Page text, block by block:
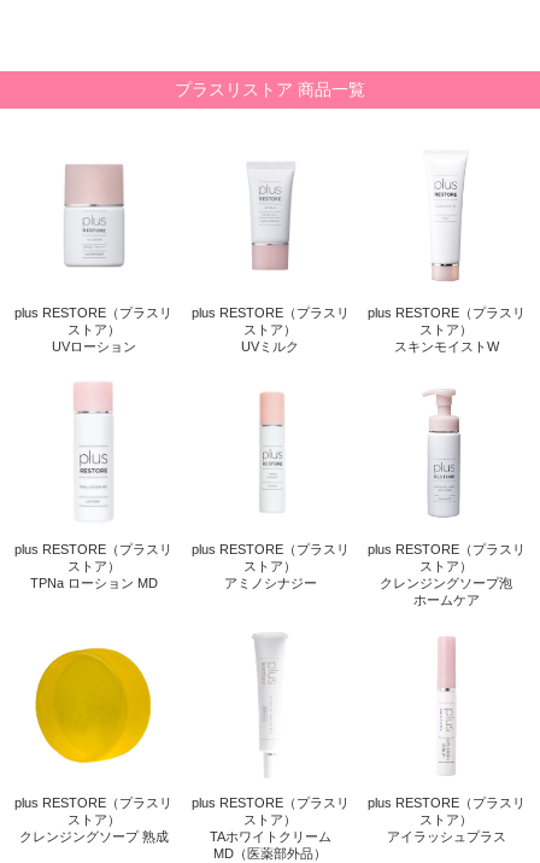
プラスリストア 商品一覧
plus RESTORE（プラスリ
ストア）
UVローション
plus RESTORE（プラスリ
ストア）
UVミルク
plus RESTORE（プラスリ
ストア）
スキンモイストW
plus RESTORE（プラスリ
ストア）
TPNa ローション MD
plus RESTORE（プラスリ
ストア）
アミノシナジー
plus RESTORE（プラスリ
ストア）
クレンジングソープ泡
ホームケア
plus RESTORE（プラスリ
ストア）
クレンジングソープ 熟成
plus RESTORE（プラスリ
ストア）
TAホワイトクリーム
MD（医薬部外品）
plus RESTORE（プラスリ
ストア）
アイラッシュプラス